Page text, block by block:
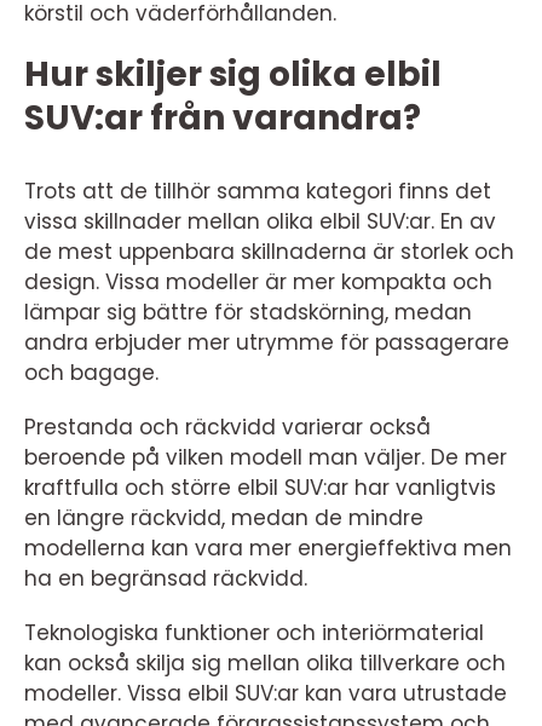
körstil och väderförhållanden.
Hur skiljer sig olika elbil
SUV:ar från varandra?
Trots att de tillhör samma kategori finns det
vissa skillnader mellan olika elbil SUV:ar. En av
de mest uppenbara skillnaderna är storlek och
design. Vissa modeller är mer kompakta och
lämpar sig bättre för stadskörning, medan
andra erbjuder mer utrymme för passagerare
och bagage.
Prestanda och räckvidd varierar också
beroende på vilken modell man väljer. De mer
kraftfulla och större elbil SUV:ar har vanligtvis
en längre räckvidd, medan de mindre
modellerna kan vara mer energieffektiva men
ha en begränsad räckvidd.
Teknologiska funktioner och interiörmaterial
kan också skilja sig mellan olika tillverkare och
modeller. Vissa elbil SUV:ar kan vara utrustade